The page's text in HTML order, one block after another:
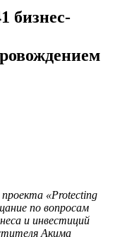
бизнес-
«Protecting
по вопросам
и инвестиций
Акима